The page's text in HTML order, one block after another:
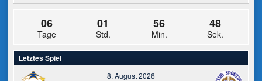
06
Tage
01
Std.
56
Min.
48
Sek.
Letztes Spiel
8. August 2026